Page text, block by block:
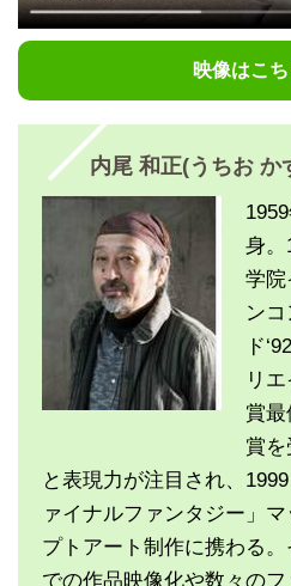
映像はこち
内尾 和正(うちお か
身。
学院
ン
ド
リ
賞
賞
と表現力が注目され、
ァイナルファンタジー」
プトアート制作に携わる
での作品映像化や数々の